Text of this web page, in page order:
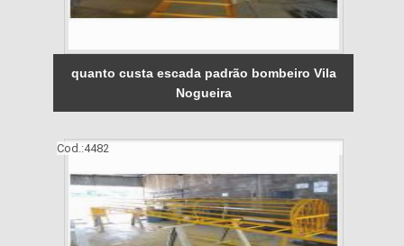
quanto custa escada padrão bombeiro Vila
Nogueira
Cod.:4482